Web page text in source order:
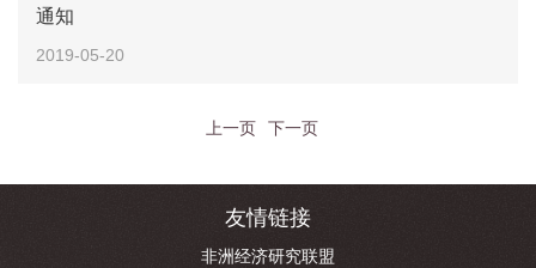
通知
2019-05-20
上一页 下一页
友情链接
非洲经济研究联盟